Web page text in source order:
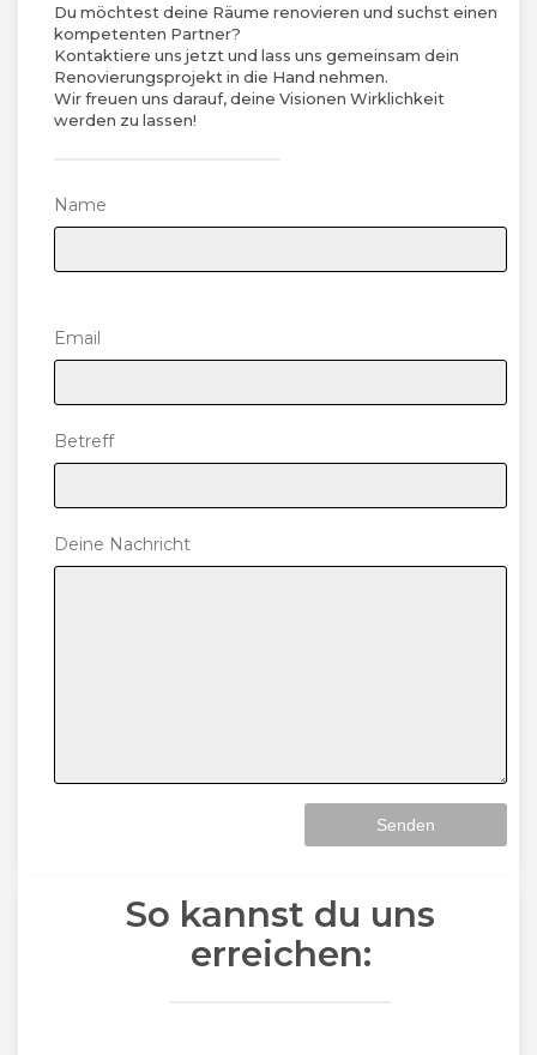
Du möchtest deine Räume renovieren und suchst einen
kompetenten Partner?
Kontaktiere uns jetzt und lass uns gemeinsam dein
Renovierungsprojekt in die Hand nehmen.
Wir freuen uns darauf, deine Visionen Wirklichkeit
werden zu lassen!
Name
Please leave this field empty.
Email
Betreff
Deine Nachricht
So kannst du uns
erreichen: